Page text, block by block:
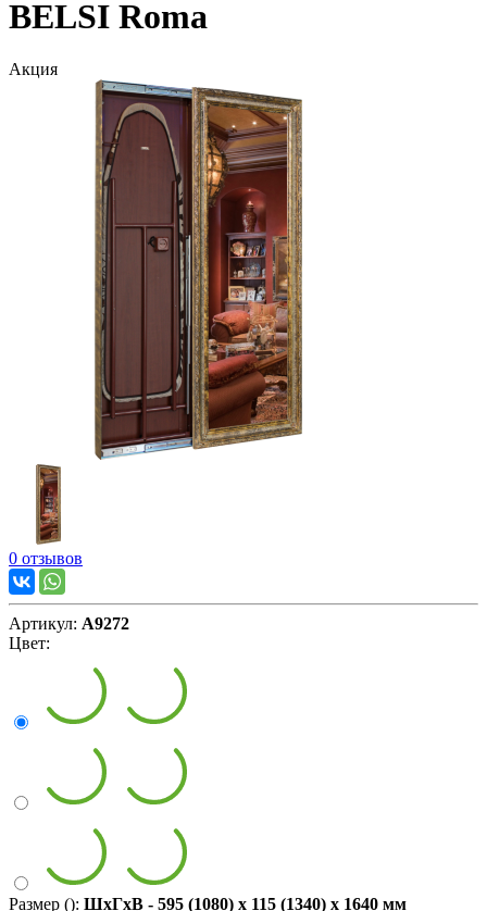
BELSI Roma
Акция
0 отзывов
Артикул: А9272
Цвет:
Размер (): ШxГxВ - 595 (1080) x 115 (1340) x 1640 мм